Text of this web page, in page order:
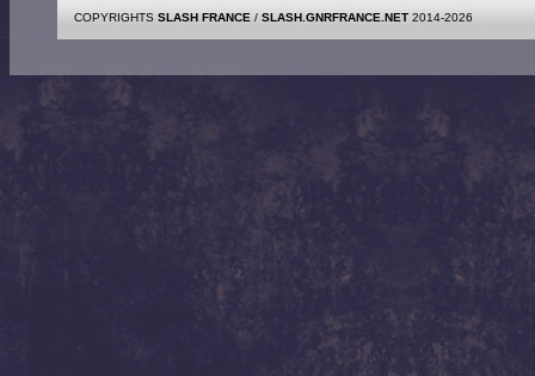
COPYRIGHTS SLASH FRANCE / SLASH.GNRFRANCE.NET 2014-2026